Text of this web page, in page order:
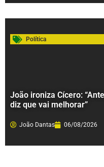
Política
João ironiza Cícero:
diz que vai melhorar”
João Dantas 06/08/2026